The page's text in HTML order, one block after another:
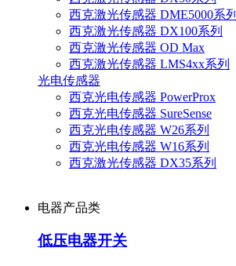
西克激光传感器 DME5000系列
西克激光传感器 DX100系列
西克激光传感器 OD Max
西克激光传感器 LMS4xx系列
光电传感器
西克光电传感器 PowerProx
西克光电传感器 SureSense
西克光电传感器 W26系列
西克光电传感器 W16系列
西克激光传感器 DX35系列
电器产品类
低压电器开关